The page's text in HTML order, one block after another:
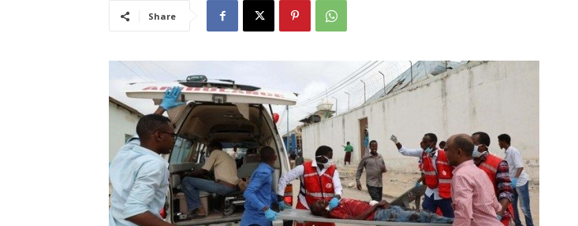
Share